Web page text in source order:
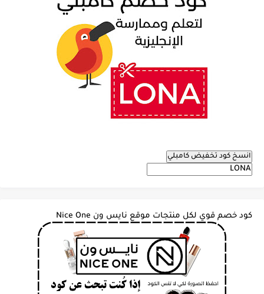
انسخ كود تخفيض كامبلي
كود خصم قوي لكل منتجات موقع نايس ون Nice One